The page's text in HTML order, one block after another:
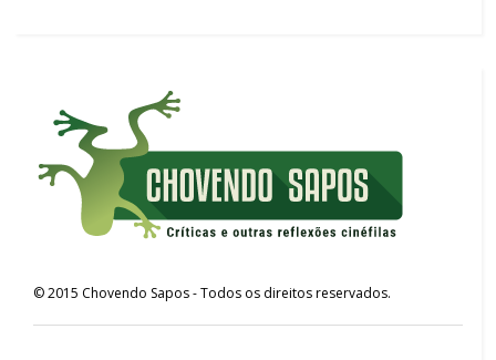
©2015 Chovendo Sapos- Todos os direitos reservados.